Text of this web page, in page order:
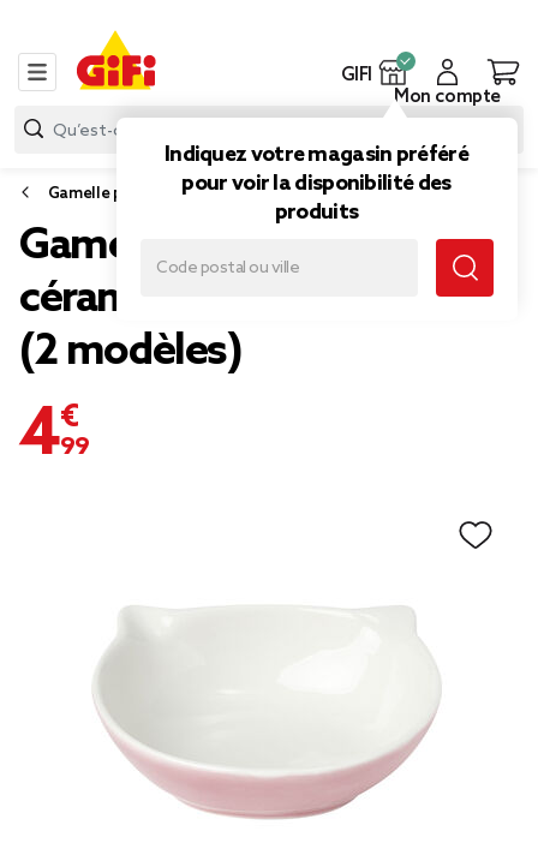
GIFI
Indiquez votre magasin préféré
pour voir la disponibilité des
produits
Mon compte
Gamelle pour chat, distributeur de croquettes pour chat
Gamelle pour chat
céramique oreille de chat
(2 modèles)
4,99 €